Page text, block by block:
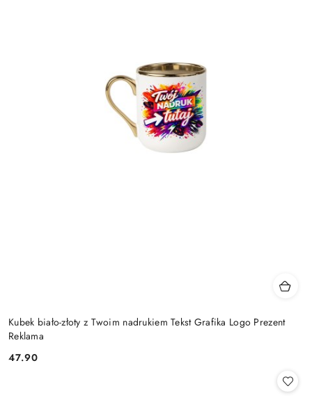
Kubek biało-złoty z Twoim nadrukiem Tekst Grafika Logo Prezent
Reklama
Cena:
47.90